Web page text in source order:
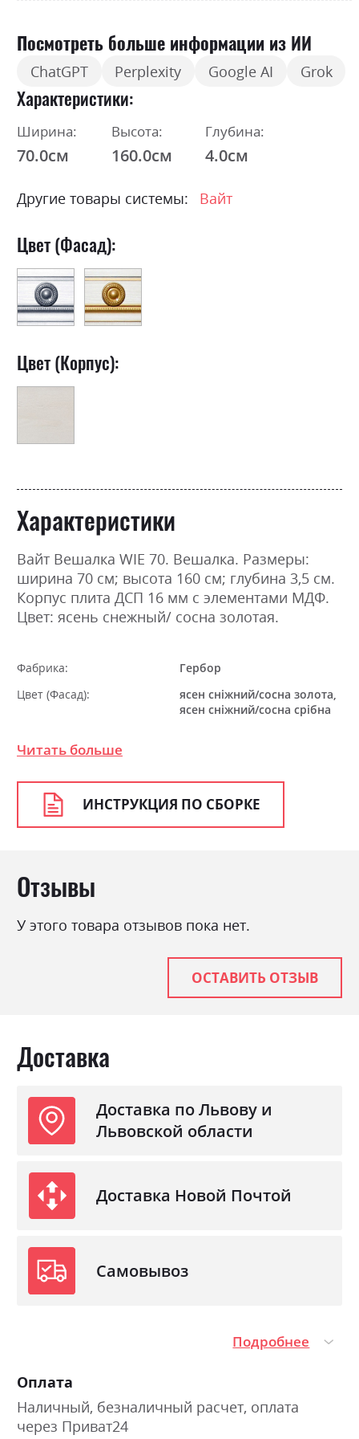
Посмотреть больше информации из ИИ
ChatGPT Perplexity Google AI Grok
Характеристики
Ширина:
70.0см
Высота:
160.0см
Глубина:
4.0см
Другие товары системы: Вайт
Цвет (Фасад):
Цвет (Корпус):
Характеристики
Вайт Вешалка WIE 70. Вешалка. Размеры:
ширина 70 см; высота 160 см; глубина 3,5 см.
Корпус плита ДСП 16 мм с элементами МДФ.
Цвет: ясень снежный/ сосна золотая.
Фабрика:
Гербор
Цвет (Фасад):
ясен сніжний/сосна золота,
ясен сніжний/сосна срібна
Материал
Читать больше
ИНСТРУКЦИЯ ПО СБОРКЕ
Отзывы
У этого товара отзывов пока нет.
ОСТАВИТЬ ОТЗЫВ
Доставка
Доставка по Львову и
Львовской области
Доставка Новой Почтой
Самовывоз
Подробнее
Оплата
Наличный, безналичный расчет, оплата
через Приват24